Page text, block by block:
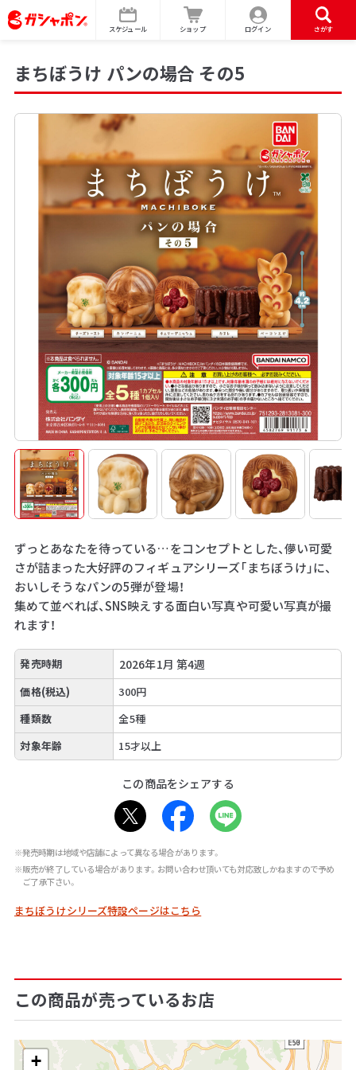
スケジュール ショップ ログイン さがす
まちぼうけ パンの場合 その5
ずっとあなたを待っている…をコンセプトとした、儚い可愛
さが詰まった大好評のフィギュアシリーズ「まちぼうけ」に、
おいしそうなパンの5弾が登場！
集めて並べれば、SNS映えする面白い写真や可愛い写真が撮
れます！
発売時期 2026年1月 第4週
価格(税込)
300円
種類数
全5種
対象年齢
15才以上
この商品をシェアする
※発売時期は地域や店舗によって異なる場合があります。
※販売が終了している場合があります。お問い合わせ頂いても対応致しかねますので予め
ご了承下さい。
まちぼうけシリーズ特設ページはこちら
この商品が売っているお店
+